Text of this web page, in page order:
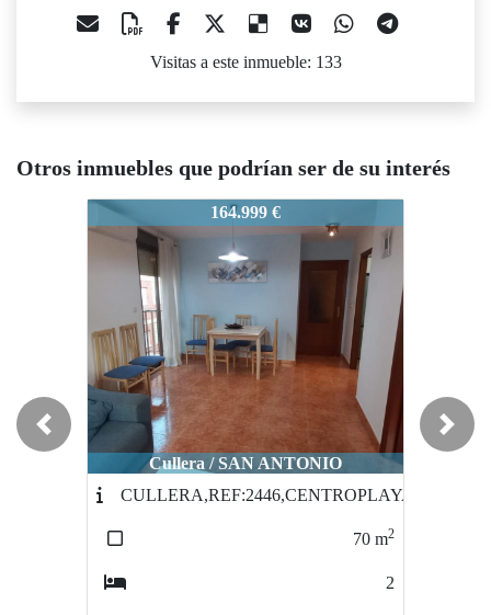
Visitas a este inmueble: 133
Otros inmuebles que podrían ser de su interés
OLIVA,REF:5815CENTROPLAY
164.999 €
Cullera / SAN ANTONIO
CULLERA,REF:2446,CENTROPLAYA
34-OLIVA,REF:5815CENTROPLAY
100.000 €
Sueca / Sueca
34Centroplaya-Mar&sol-RF:204
154m
Previous Next